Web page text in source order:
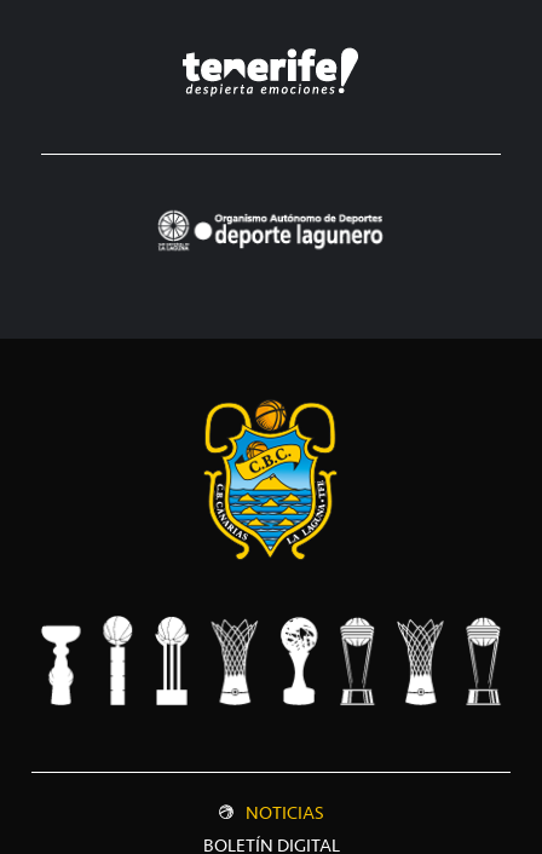
NOTICIAS
BOLETÍN DIGITAL